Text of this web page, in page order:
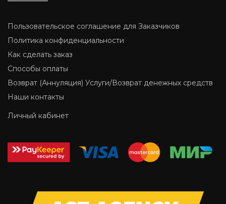
Пользовательское соглашение для Заказчиков
Политика конфиденциальности
Как сделать заказ
Способы оплаты
Возврат (Аннуляция) Услуги/Возврат денежных средств
Наши контакты
Личный кабинет